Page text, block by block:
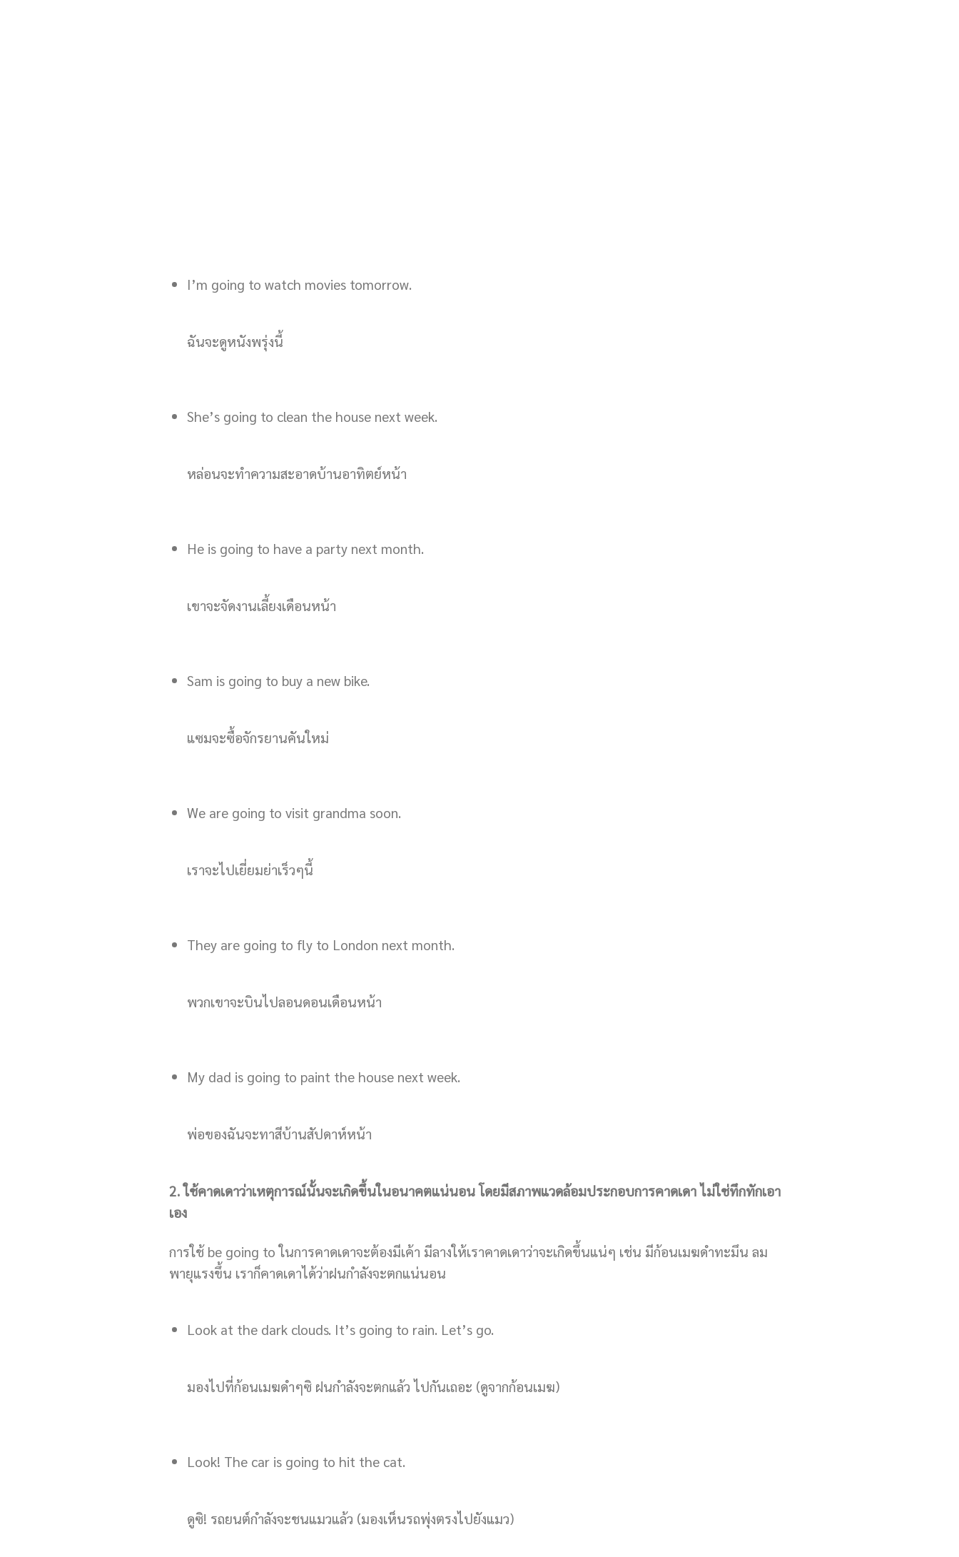
I’m going to watch movies tomorrow.
ฉันจะดูหนังพรุ่งนี้
She’s going to clean the house next week.
หล่อนจะทำความสะอาดบ้านอาทิตย์หน้า
He is going to have a party next month.
เขาจะจัดงานเลี้ยงเดือนหน้า
Sam is going to buy a new bike.
แซมจะซื้อจักรยานคันใหม่
We are going to visit grandma soon.
เราจะไปเยี่ยมย่าเร็วๆนี้
They are going to fly to London next month.
พวกเขาจะบินไปลอนดอนเดือนหน้า
My dad is going to paint the house next week.
พ่อของฉันจะทาสีบ้านสัปดาห์หน้า
2. ใช้คาดเดาว่าเหตุการณ์นั้นจะเกิดขึ้นในอนาคตแน่นอน โดยมีสภาพแวดล้อมประกอบการคาดเดา ไม่ใช่ทึกทักเอา
เอง
การใช้ be going to ในการคาดเดาจะต้องมีเค้า มีลางให้เราคาดเดาว่าจะเกิดขึ้นแน่ๆ เช่น มีก้อนเมฆดำทะมึน ลม
พายุแรงขึ้น เราก็คาดเดาได้ว่าฝนกำลังจะตกแน่นอน
Look at the dark clouds. It’s going to rain. Let’s go.
มองไปที่ก้อนเมฆดำๆซิ ฝนกำลังจะตกแล้ว ไปกันเถอะ (ดูจากก้อนเมฆ)
Look! The car is going to hit the cat.
ดูซิ! รถยนต์กำลังจะชนแมวแล้ว (มองเห็นรถพุ่งตรงไปยังแมว)